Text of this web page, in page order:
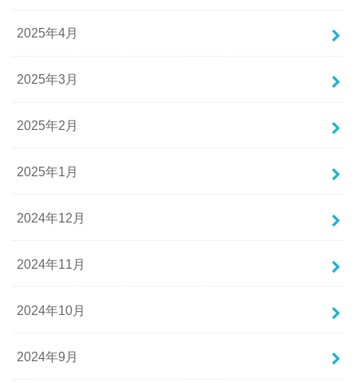
2025年4月
2025年3月
2025年2月
2025年1月
2024年12月
2024年11月
2024年10月
2024年9月